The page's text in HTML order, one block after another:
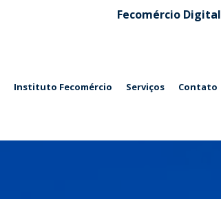
Fecomércio Digital
Instituto Fecomércio Serviços Contato